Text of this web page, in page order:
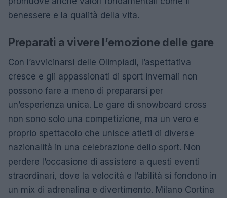
benessere e la qualità della vita.
Preparati a vivere l’emozione delle gare
Con l’avvicinarsi delle Olimpiadi, l’aspettativa
cresce e gli appassionati di sport invernali non
possono fare a meno di prepararsi per
un’esperienza unica. Le gare di snowboard cross
non sono solo una competizione, ma un vero e
proprio spettacolo che unisce atleti di diverse
nazionalità in una celebrazione dello sport. Non
perdere l’occasione di assistere a questi eventi
straordinari, dove la velocità e l’abilità si fondono in
un mix di adrenalina e divertimento. Milano Cortina